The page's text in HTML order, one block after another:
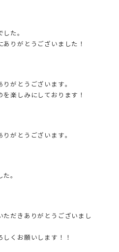
た。
りがとうございました！
がとうございます。
楽しみにしております！
がとうございます。
。
ただきありがとうございまし
くお願いします！！